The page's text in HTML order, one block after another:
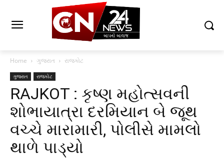
Home ગુજરાત રાજકોટ
ગુજરાત રાજકોટ
RAJKOT : કૃષ્ણ મહોત્સવની
શોભાયાત્રા દરમિયાન બે જૂથ
વચ્ચે મારામારી, પોલીસે મામલો
થાળે પાડ્યો